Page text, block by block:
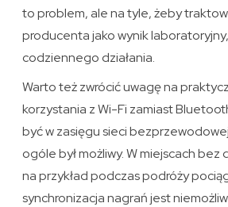
to problem, ale na tyle, żeby
producenta jako wynik
codziennego działania.
Warto też zwrócić uwagę na
korzystania z Wi-Fi zamiast
być w zasięgu sieci
ogóle był możliwy. W miejscach
na przykład podczas podróży
synchronizacja nagrań jest